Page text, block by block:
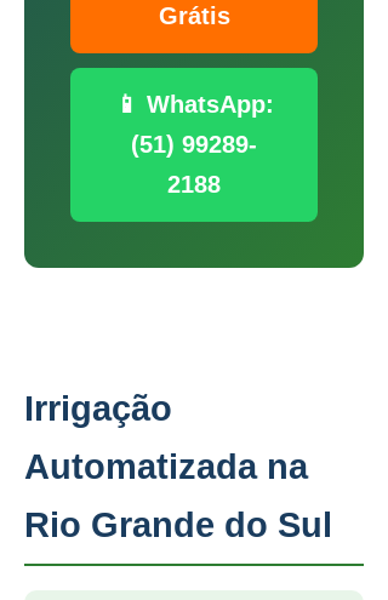
Grátis
📱 WhatsApp:
(51) 99289-
2188
Irrigação
Automatizada na
Rio Grande do Sul